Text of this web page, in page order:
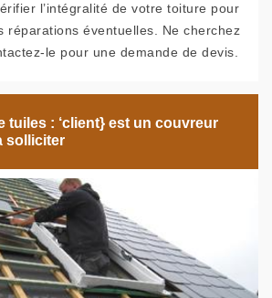
l’intégralité de votre toiture pour
réparations éventuelles. Ne cherchez
le pour une demande de devis.
tuiles : ‘client} est un couvreur
solliciter